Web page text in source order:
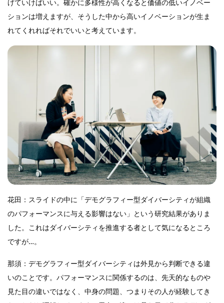
げていけばいい。確かに多様性が高くなると価値の低いイノベー
ションは増えますが、そうした中から高いイノベーションが生ま
れてくれればそれでいいと考えています。
花田：スライドの中に「デモグラフィー型ダイバーシティが組織
のパフォーマンスに与える影響はない」という研究結果がありま
した。これはダイバーシティを推進する者として気になるところ
ですが…。
那須：デモグラフィー型ダイバーシティは外見から判断できる違
いのことです。パフォーマンスに関係するのは、先天的なものや
見た目の違いではなく、中身の問題、つまりその人が経験してき